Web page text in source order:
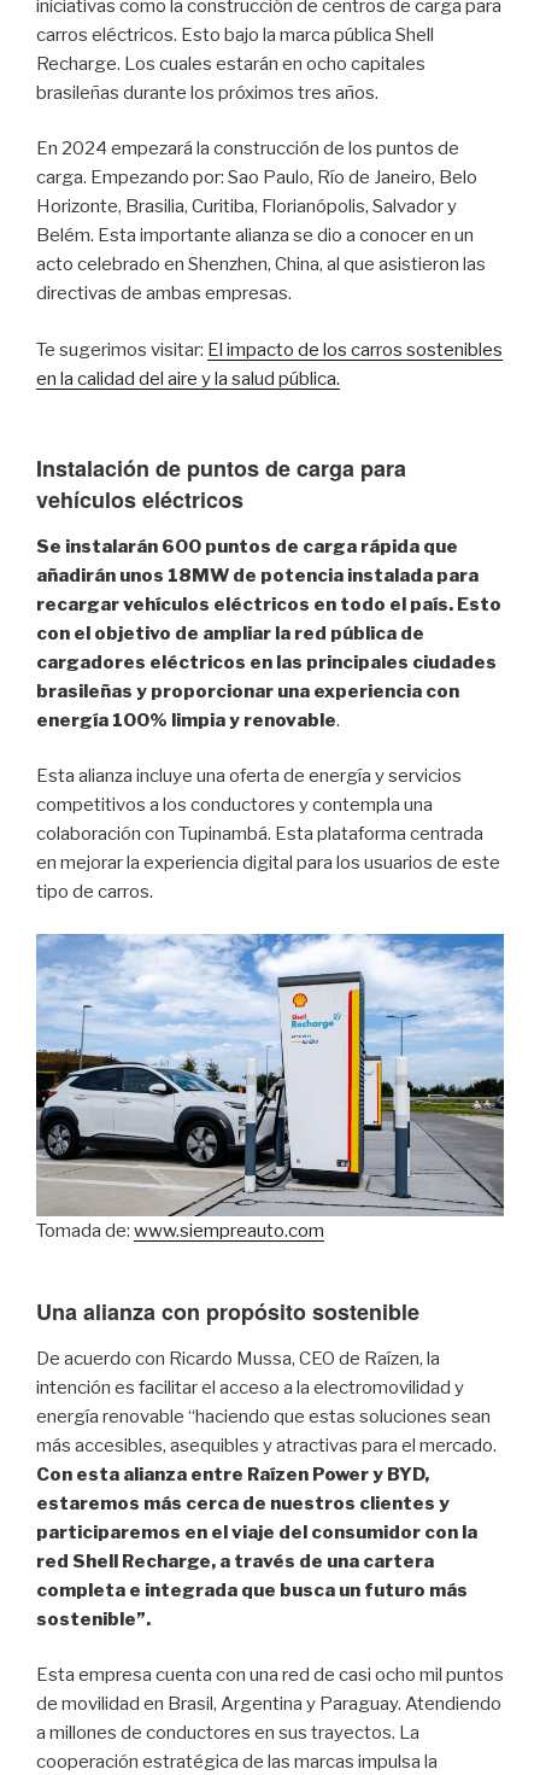
iniciativas como la construcción de centros de carga para
carros eléctricos. Esto bajo la marca pública Shell
Recharge. Los cuales estarán en ocho capitales
brasileñas durante los próximos tres años.
En 2024 empezará la construcción de los puntos de
carga. Empezando por: Sao Paulo, Río de Janeiro, Belo
Horizonte, Brasilia, Curitiba, Florianópolis, Salvador y
Belém. Esta importante alianza se dio a conocer en un
acto celebrado en Shenzhen, China, al que asistieron las
directivas de ambas empresas.
Te sugerimos visitar: El impacto de los carros sostenibles
en la calidad del aire y la salud pública.
Instalación de puntos de carga para
vehículos eléctricos
Se instalarán 600 puntos de carga rápida que
añadirán unos 18MW de potencia instalada para
recargar vehículos eléctricos en todo el país. Esto
con el objetivo de ampliar la red pública de
cargadores eléctricos en las principales ciudades
brasileñas y proporcionar una experiencia con
energía 100% limpia y renovable.
Esta alianza incluye una oferta de energía y servicios
competitivos a los conductores y contempla una
colaboración con Tupinambá. Esta plataforma centrada
en mejorar la experiencia digital para los usuarios de este
tipo de carros.
Tomada de: www.siempreauto.com
Una alianza con propósito sostenible
De acuerdo con Ricardo Mussa, CEO de Raízen, la
intención es facilitar el acceso a la electromovilidad y
energía renovable “haciendo que estas soluciones sean
más accesibles, asequibles y atractivas para el mercado.
Con esta alianza entre Raízen Power y BYD,
estaremos más cerca de nuestros clientes y
participaremos en el viaje del consumidor con la
red Shell Recharge, a través de una cartera
completa e integrada que busca un futuro más
sostenible”.
Esta empresa cuenta con una red de casi ocho mil puntos
de movilidad en Brasil, Argentina y Paraguay. Atendiendo
a millones de conductores en sus trayectos. La
cooperación estratégica de las marcas impulsa la